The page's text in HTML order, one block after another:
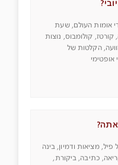
אומות העולם, שעת
קולומבוס, נוצות
הקלטות של
מציאות ודמיון, בינה
כתיבה, ביקורת,